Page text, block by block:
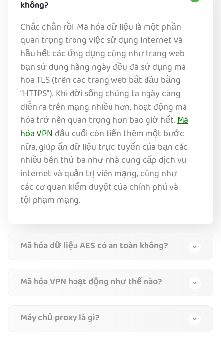
không?
Chắc chắn rồi. Mã hóa dữ liệu là một phần
quan trọng trong việc sử dụng Internet và
hầu hết các ứng dụng cũng như trang web
bạn sử dụng hàng ngày đều đã sử dụng mã
hóa TLS (trên các trang web bắt đầu bằng
“HTTPS”). Khi đời sống chúng ta ngày càng
diễn ra trên mạng nhiều hơn, hoạt động mã
hóa trở nên quan trọng hơn bao giờ hết.Mã
hóa VPNđầu cuối còn tiến thêm một bước
nữa, giúp ẩn dữ liệu trực tuyến của bạn các
nhiều bên thứ ba như nhà cung cấp dịch vụ
internet và quản trị viên mạng, cũng như
các cơ quan kiểm duyệt của chính phủ và
tội phạm mạng.
Mã hóa dữ liệu AES có an toàn không?
Mã hóa VPN hoạt động như thế nào?
Máy chủ proxy là gì?